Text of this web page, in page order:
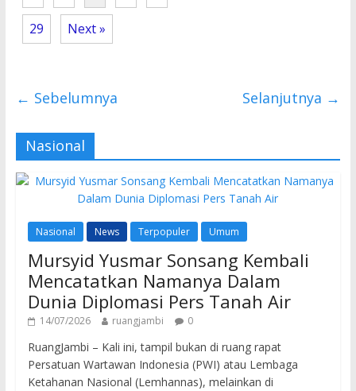
29 Next »
← Sebelumnya Selanjutnya →
Nasional
Nasional News Terpopuler Umum
Mursyid Yusmar Sonsang Kembali
Mencatatkan Namanya Dalam
Dunia Diplomasi Pers Tanah Air
14/07/2026 ruangjambi 0
RuangJambi – Kali ini, tampil bukan di ruang rapat
Persatuan Wartawan Indonesia (PWI) atau Lembaga
Ketahanan Nasional (Lemhannas), melainkan di